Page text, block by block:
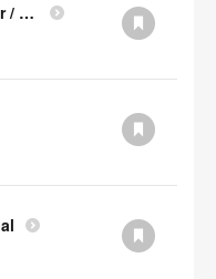
Work Better Magazin Frühjahr / Sommer 2023 (PDF)